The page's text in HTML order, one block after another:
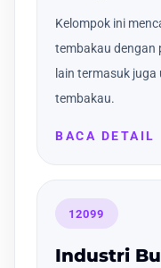
Kelompok ini
tembakau dengan
lain termasuk
tembakau.
BACA DETAIL
12099
Industri